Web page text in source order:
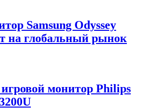
Samsung Odyssey
на глобальный рынок
монитор Philips